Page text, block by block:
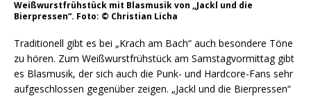
Weißwurstfrühstück mit Blasmusik von „Jackl und die
Bierpressen“. Foto: © Christian Licha
Traditionell gibt es bei „Krach am Bach“ auch besondere Töne
zu hören. Zum Weißwurstfrühstück am Samstagvormittag gibt
es Blasmusik, der sich auch die Punk- und Hardcore-Fans sehr
aufgeschlossen gegenüber zeigen. „Jackl und die Bierpressen“